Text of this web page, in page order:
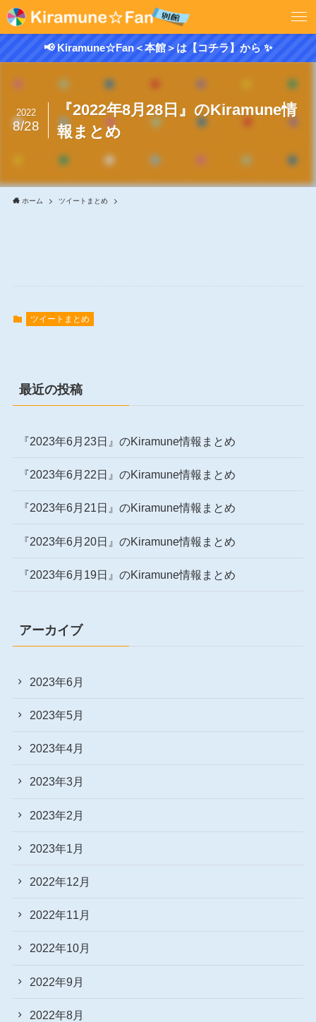
📢 Kiramune☆Fan＜本館＞は【コチラ】から ✨
『2022年8月28日』のKiramune情
報まとめ
2022
8/28
ホーム ツイートまとめ
ツイートまとめ
最近の投稿
『2023年6月23日』のKiramune情報まとめ
『2023年6月22日』のKiramune情報まとめ
『2023年6月21日』のKiramune情報まとめ
『2023年6月20日』のKiramune情報まとめ
『2023年6月19日』のKiramune情報まとめ
アーカイブ
2023年6月
2023年5月
2023年4月
2023年3月
2023年2月
2023年1月
2022年12月
2022年11月
2022年10月
2022年9月
2022年8月